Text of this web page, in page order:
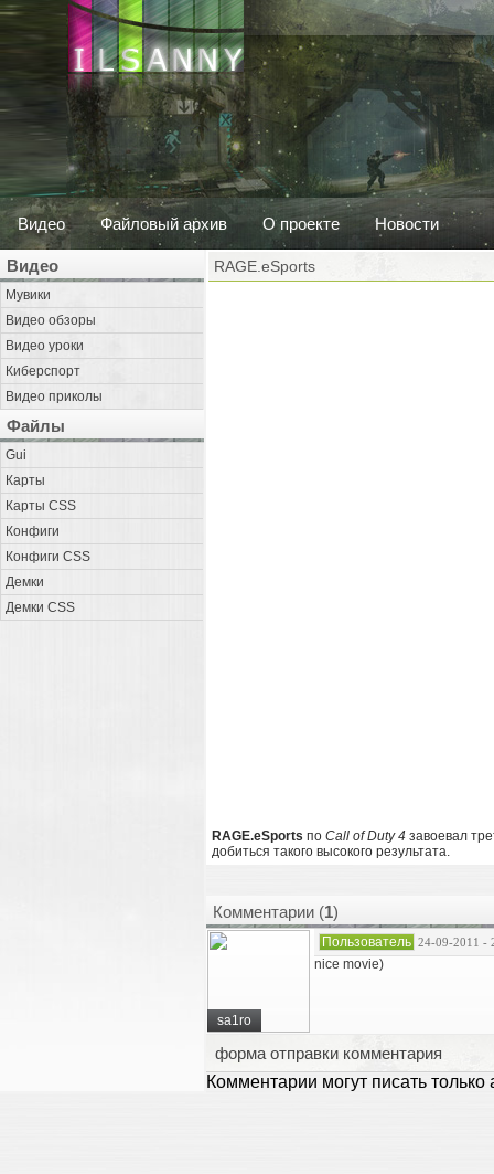
Видео Файловый архив О проекте Новости
Видео
Мувики
Видео обзоры
Видео уроки
Киберспорт
Видео приколы
Файлы
Gui
Карты
Карты CSS
Конфиги
Конфиги CSS
Демки
Демки CSS
RAGE.eSports
RAGE.eSports по Call of Duty 4 завоевал
добиться такого высокого результата.
Комментарии (1)
sa1ro
Пользователь 24-09-2011 -
nice movie)
форма отправки комментария
Комментарии могут писать